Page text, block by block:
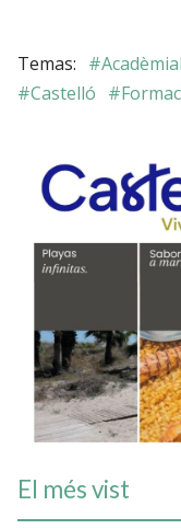
#Castelló
El més vist